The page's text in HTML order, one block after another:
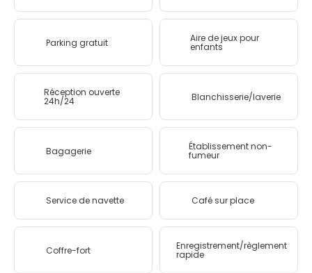
Parking gratuit Aire de jeux pour
enfants
Réception ouverte
24h/24 Blanchisserie/laverie
Bagagerie Établissement non-
fumeur
Service de navette Café sur place
Coffre-fort Enregistrement/règlement
rapide